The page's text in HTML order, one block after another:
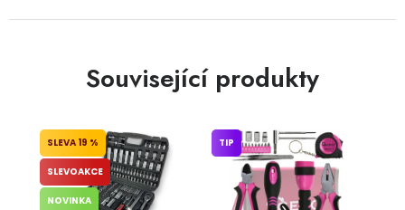
Související produkty
19 %
SLEVOAKCE
NOVINKA
TIP